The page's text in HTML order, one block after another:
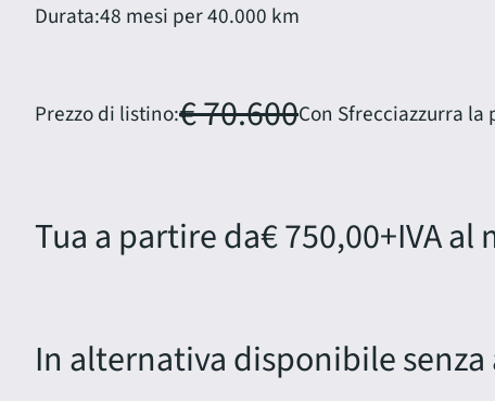
Durata:48 mesi per 40.000 km
Prezzo di listino:€ 70.600Con Sfrecciazzurra la
Tua a partire da€ 750,00+IVA al
In alternativa disponibile